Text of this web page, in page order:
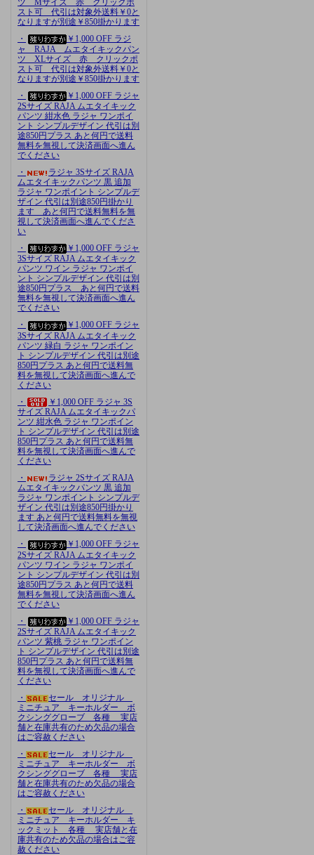
スト可 代引は対象外送料￥0と
なりますが別途￥850掛かります
・
￥1,000 OFF ラジ
ャ RAJA ムエタイキックパン
ツ XLサイズ 赤 クリックポ
スト可 代引は対象外送料￥0と
なりますが別途￥850掛かります
・
￥1,000 OFF ラジャ
2Sサイズ RAJA ムエタイキック
パンツ 紺水色 ラジャ ワンポイ
ント シンプルデザイン 代引は別
途850円プラス あと何円で送料
無料を無視して決済画面へ進ん
でください
・
ラジャ 3Sサイズ RAJA
ムエタイキックパンツ 黒 追加
ラジャ ワンポイント シンプルデ
ザイン 代引は別途850円掛かり
ます あと何円で送料無料を無
視して決済画面へ進んでくださ
い
・
￥1,000 OFF ラジャ
3Sサイズ RAJA ムエタイキック
パンツ ワイン ラジャ ワンポイ
ント シンプルデザイン 代引は別
途850円プラス あと何円で送料
無料を無視して決済画面へ進ん
でください
・
￥1,000 OFF ラジャ
3Sサイズ RAJA ムエタイキック
パンツ 緑白 ラジャ ワンポイン
ト シンプルデザイン 代引は別途
850円プラス あと何円で送料無
料を無視して決済画面へ進んで
ください
・
￥1,000 OFF ラジャ 3S
サイズ RAJA ムエタイキックパ
ンツ 紺水色 ラジャ ワンポイン
ト シンプルデザイン 代引は別途
850円プラス あと何円で送料無
料を無視して決済画面へ進んで
ください
・
ラジャ 2Sサイズ RAJA
ムエタイキックパンツ 黒 追加
ラジャ ワンポイント シンプルデ
ザイン 代引は別途850円掛かり
ます あと何円で送料無料を無視
して決済画面へ進んでください
・
￥1,000 OFF ラジャ
2Sサイズ RAJA ムエタイキック
パンツ ワイン ラジャ ワンポイ
ント シンプルデザイン 代引は別
途850円プラス あと何円で送料
無料を無視して決済画面へ進ん
でください
・
￥1,000 OFF ラジャ
2Sサイズ RAJA ムエタイキック
パンツ 紫桃 ラジャ ワンポイン
ト シンプルデザイン 代引は別途
850円プラス あと何円で送料無
料を無視して決済画面へ進んで
ください
・
セール オリジナル
ミニチュア キーホルダー ボ
クシンググローブ 各種 実店
舗と在庫共有のため欠品の場合
はご容赦ください
・
セール オリジナル
ミニチュア キーホルダー ボ
クシンググローブ 各種 実店
舗と在庫共有のため欠品の場合
はご容赦ください
・
セール オリジナル
ミニチュア キーホルダー キ
ックミット 各種 実店舗と在
庫共有のため欠品の場合はご容
赦ください